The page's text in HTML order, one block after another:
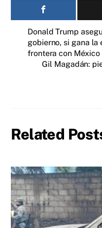
Donald Trump
gobierno, si gana la
frontera con México
Gil Magadán:
Related